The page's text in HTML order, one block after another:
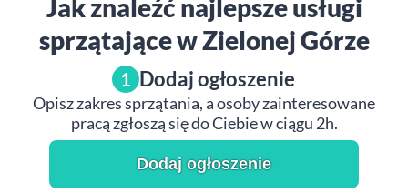
Jak znaleźć najlepsze usługi
sprzątające w Zielonej Górze
1 Dodaj ogłoszenie
Opisz zakres sprzątania, a osoby zainteresowane
pracą zgłoszą się do Ciebie w ciągu 2h.
Dodaj ogłoszenie